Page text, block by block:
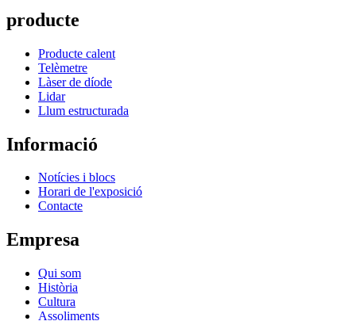
producte
Producte calent
Telèmetre
Làser de díode
Lidar
Llum estructurada
Informació
Notícies i blocs
Horari de l'exposició
Contacte
Empresa
Qui som
Història
Cultura
Assoliments